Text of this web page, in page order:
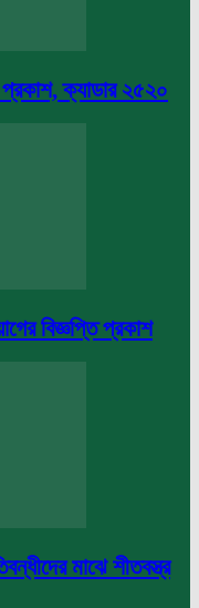
ক্যাডার ২৫২০
বিজ্ঞপ্তি প্রকাশ
মাঝে শীতবস্ত্র